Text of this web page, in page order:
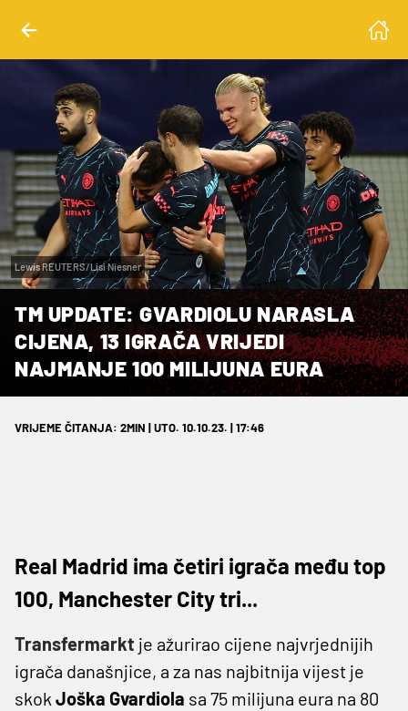
Lewis REUTERS/Lisi Niesner
TM UPDATE: GVARDIOLU NARASLA
CIJENA, 13 IGRAČA VRIJEDI
NAJMANJE 100 MILIJUNA EURA
VRIJEME ČITANJA: 2MIN | UTO. 10.10.23. | 17:46
Real Madrid ima četiri igrača među top
100, Manchester City tri...
Transfermarkt je ažurirao cijene najvrjednijih
igrača današnjice, a za nas najbitnija vijest je
skok Joška Gvardiola sa 75 milijuna eura na 80